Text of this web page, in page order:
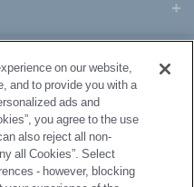
on our website,
and to provide you with a
ads and
you agree to the use
also reject all non-
all Cookies”. Select
- however, blocking